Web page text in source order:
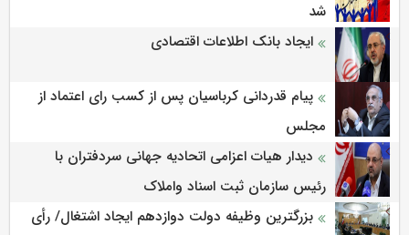
شد
ایجاد بانک اطلاعات اقتصادی
پیام قدردانی کرباسیان پس از کسب رای اعتماد از
مجلس
دیدار هیات اعزامی اتحادیه جهانی سردفتران با
رئیس سازمان ثبت اسناد واملاک
بزرگترین وظیفه دولت دوازدهم ایجاد اشتغال/ رأی